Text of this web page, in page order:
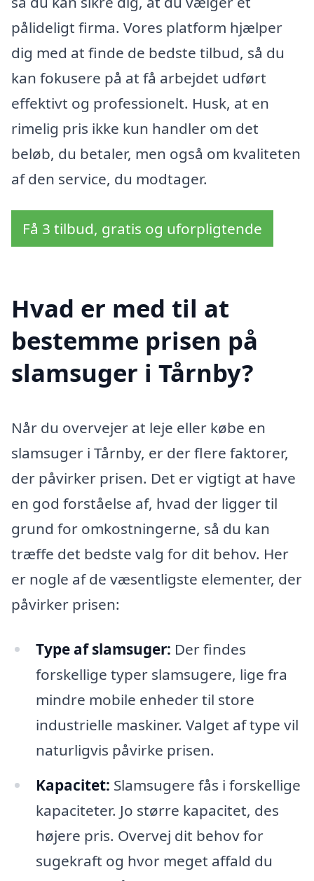
pålideligt firma. Vores platform hjælper
dig med at finde de bedste tilbud, så du
kan fokusere på at få arbejdet udført
effektivt og professionelt. Husk, at en
rimelig pris ikke kun handler om det
beløb, du betaler, men også om kvaliteten
af den service, du modtager.
Få 3 tilbud, gratis og uforpligtende
Hvad er med til at
bestemme prisen på
slamsuger i Tårnby?
Når du overvejer at leje eller købe en
slamsuger i Tårnby, er der flere faktorer,
der påvirker prisen. Det er vigtigt at have
en god forståelse af, hvad der ligger til
grund for omkostningerne, så du kan
træffe det bedste valg for dit behov. Her
er nogle af de væsentligste elementer, der
påvirker prisen:
Type af slamsuger: Der findes
forskellige typer slamsugere, lige fra
mindre mobile enheder til store
industrielle maskiner. Valget af type vil
naturligvis påvirke prisen.
Kapacitet: Slamsugere fås i forskellige
kapaciteter. Jo større kapacitet, des
højere pris. Overvej dit behov for
sugekraft og hvor meget affald du